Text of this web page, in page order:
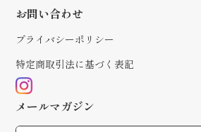
お問い合わせ
プライバシーポリシー
特定商取引法に基づく表記
メールマガジン